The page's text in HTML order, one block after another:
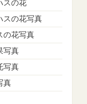
スの花
スの花写真
の花写真
写真
写真
真